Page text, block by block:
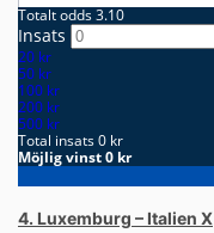
4. Luxemburg – Italien X